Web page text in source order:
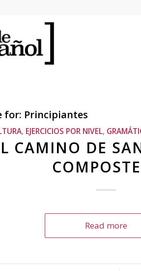
for: Principiantes
, EJERCICIOS POR NIVEL,
CAMINO DE
Read more